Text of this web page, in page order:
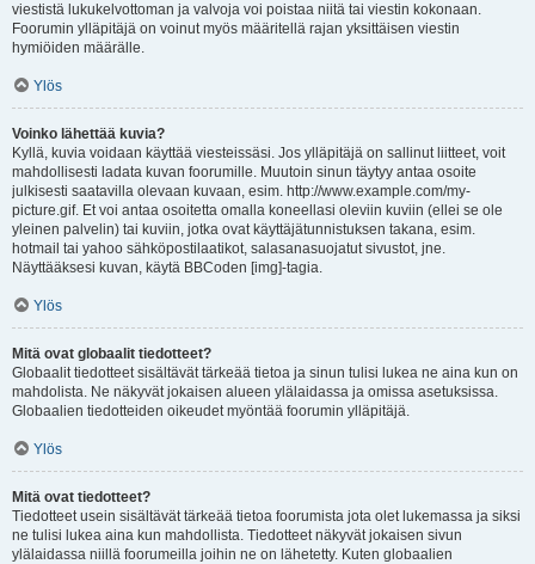
viestistä lukukelvottoman ja valvoja voi poistaa niitä tai viestin kokonaan.
Foorumin ylläpitäjä on voinut myös määritellä rajan yksittäisen viestin
hymiöiden määrälle.
Ylös
Voinko lähettää kuvia?
Kyllä, kuvia voidaan käyttää viesteissäsi. Jos ylläpitäjä on sallinut liitteet, voit
mahdollisesti ladata kuvan foorumille. Muutoin sinun täytyy antaa osoite
julkisesti saatavilla olevaan kuvaan, esim. http://www.example.com/my-
picture.gif. Et voi antaa osoitetta omalla koneellasi oleviin kuviin (ellei se ole
yleinen palvelin) tai kuviin, jotka ovat käyttäjätunnistuksen takana, esim.
hotmail tai yahoo sähköpostilaatikot, salasanasuojatut sivustot, jne.
Näyttääksesi kuvan, käytä BBCoden [img]-tagia.
Ylös
Mitä ovat globaalit tiedotteet?
Globaalit tiedotteet sisältävät tärkeää tietoa ja sinun tulisi lukea ne aina kun on
mahdolista. Ne näkyvät jokaisen alueen ylälaidassa ja omissa asetuksissa.
Globaalien tiedotteiden oikeudet myöntää foorumin ylläpitäjä.
Ylös
Mitä ovat tiedotteet?
Tiedotteet usein sisältävät tärkeää tietoa foorumista jota olet lukemassa ja siksi
ne tulisi lukea aina kun mahdollista. Tiedotteet näkyvät jokaisen sivun
ylälaidassa niillä foorumeilla joihin ne on lähetetty. Kuten globaalien